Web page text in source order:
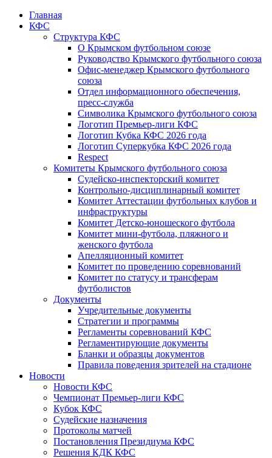
Главная
КФС
Структура КФС
О Крымском футбольном союзе
Руководство Крымского футбольного союза
Офис-менеджер Крымского футбольного
союза
Отдел информационного обеспечения,
пресс-служба
Символика Крымского футбольного союза
Логотип Премьер-лиги КФС
Логотип Кубка КФС 2026 года
Логотип Суперкубка КФС 2026 года
Respect
Комитеты Крымского футбольного союза
Судейско-инспекторский комитет
Контрольно-дисциплинарный комитет
Комитет Аттестации футбольных клубов и
инфраструктуры
Комитет Детско-юношеского футбола
Комитет мини-футбола, пляжного и
женского футбола
Апелляционный комитет
Комитет по проведению соревнований
Комитет по статусу и трансферам
футболистов
Документы
Учредительные документы
Стратегии и программы
Регламенты соревнований КФС
Регламентирующие документы
Бланки и образцы документов
Правила поведения зрителей на стадионе
Новости
Новости КФС
Чемпионат Премьер-лиги КФС
Кубок КФС
Судейские назначения
Протоколы матчей
Постановления Президиума КФС
Решения КДК КФС